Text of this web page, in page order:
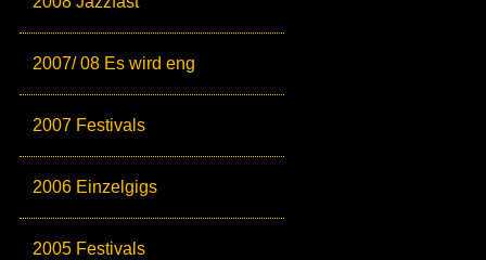
2007/ 08 Es wird eng
2007 Festivals
2006 Einzelgigs
2005 Festivals